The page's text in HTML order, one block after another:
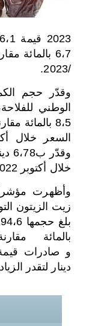
/2023.
وقدّر حجم
8،5
خلال أكتوبر 2022.
وأظهرت
و صادرات
دينار لتقدر الزيادة ب54،7